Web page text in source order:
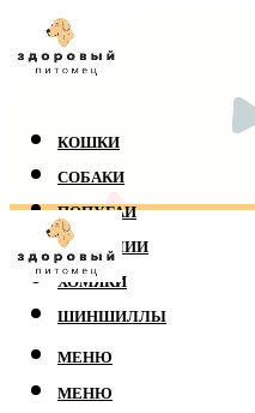
КОШКИ
СОБАКИ
ПОПУГАИ
РЕПТИЛИИ
ХОМЯКИ
ШИНШИЛЛЫ
МЕНЮ
МЕНЮ